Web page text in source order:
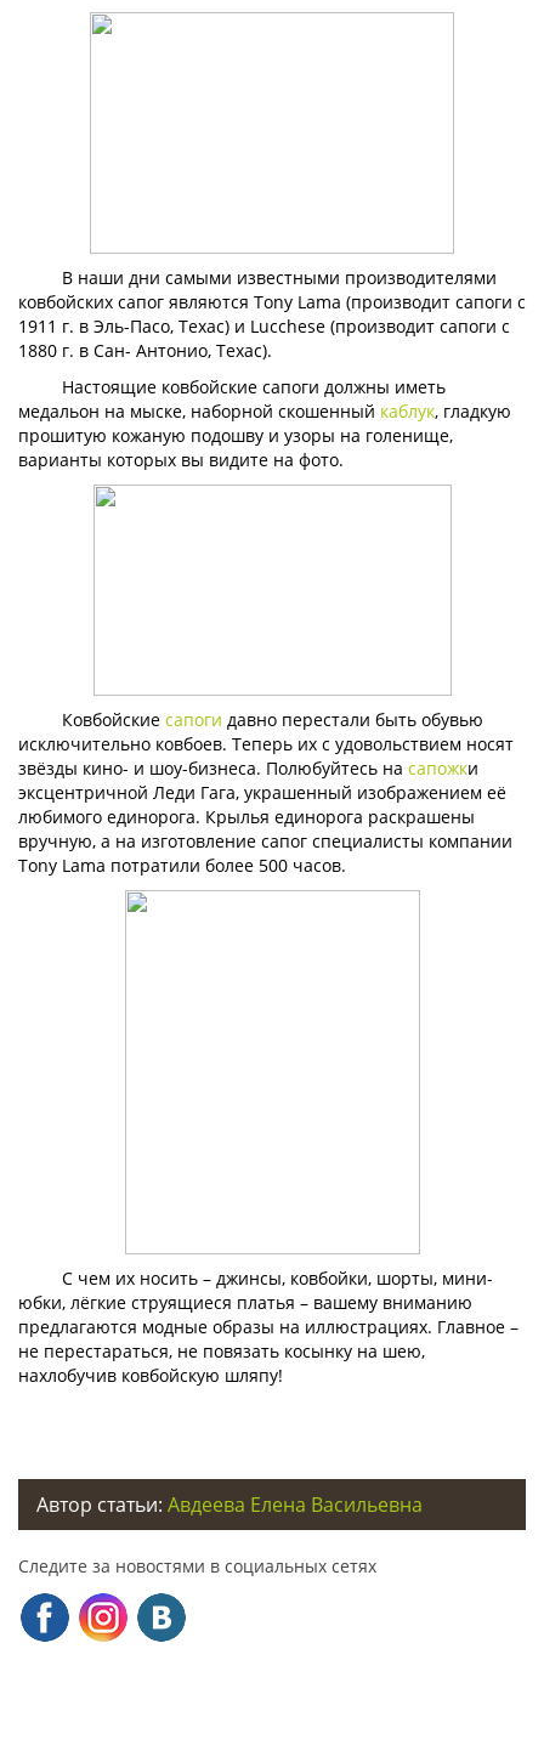
В наши дни самыми известными производителями
ковбойских сапог являются Tony Lama (производит сапоги с
1911 г. в Эль-Пасо, Техас) и Lucchese (производит сапоги с
1880 г. в Сан- Антонио, Техас).
Настоящие ковбойские сапоги должны иметь
медальон на мыске, наборной скошенный каблук, гладкую
прошитую кожаную подошву и узоры на голенище,
варианты которых вы видите на фото.
Ковбойские сапоги давно перестали быть обувью
исключительно ковбоев. Теперь их с удовольствием носят
звёзды кино- и шоу-бизнеса. Полюбуйтесь на сапожки
эксцентричной Леди Гага, украшенный изображением её
любимого единорога. Крылья единорога раскрашены
вручную, а на изготовление сапог специалисты компании
Tony Lama потратили более 500 часов.
С чем их носить – джинсы, ковбойки, шорты, мини-
юбки, лёгкие струящиеся платья – вашему вниманию
предлагаются модные образы на иллюстрациях. Главное –
не перестараться, не повязать косынку на шею,
нахлобучив ковбойскую шляпу!
Автор статьи: Авдеева Елена Васильевна
Следите за новостями в социальных сетях